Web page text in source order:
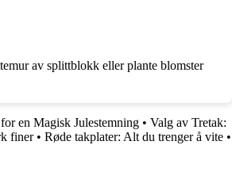
av splittblokk eller plante blomster
en Magisk Julestemning • Valg av Tretak:
finer• Røde takplater: Alt du trenger å vite •